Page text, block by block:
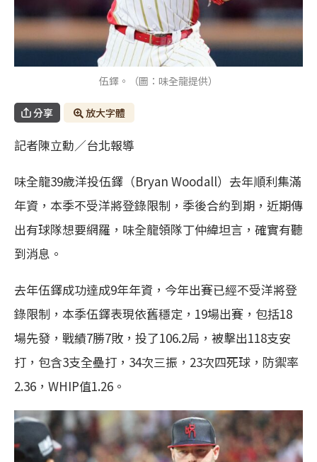
伍鐸。（圖：味全龍提供）
分享 放大字體
記者陳立勳／台北報導
味全龍39歲洋投伍鐸（Bryan Woodall）去年順利集滿
年資，本季不受洋將登錄限制，季後合約到期，近期傳
出有球隊想要網羅，味全龍領隊丁仲緯坦言，確實有聽
到消息。
去年伍鐸成功達成9年年資，今年出賽已經不受洋將登
錄限制，本季伍鐸表現依舊穩定，19場出賽，包括18
場先發，戰績7勝7敗，投了106.2局，被擊出118支安
打，包含3支全壘打，34次三振，23次四死球，防禦率
2.36，WHIP值1.26。